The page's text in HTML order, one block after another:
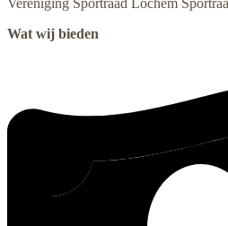
Wat wij bieden